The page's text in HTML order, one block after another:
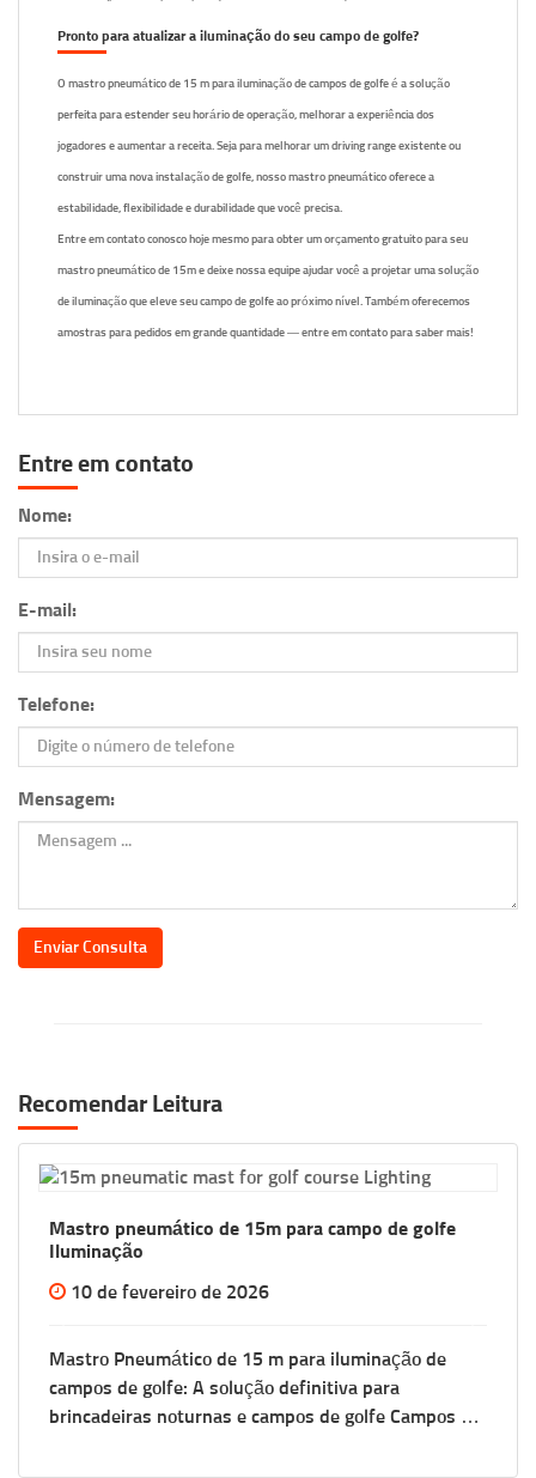
Pronto para atualizar a iluminação do seu campo de golfe?
O mastro pneumático de 15 m para iluminação de campos de golfe é a solução
perfeita para estender seu horário de operação, melhorar a experiência dos
jogadores e aumentar a receita. Seja para melhorar um driving range existente ou
construir uma nova instalação de golfe, nosso mastro pneumático oferece a
estabilidade, flexibilidade e durabilidade que você precisa.
Entre em contato conosco hoje mesmo para obter um orçamento gratuito para seu
mastro pneumático de 15m e deixe nossa equipe ajudar você a projetar uma solução
de iluminação que eleve seu campo de golfe ao próximo nível. Também oferecemos
amostras para pedidos em grande quantidade — entre em contato para saber mais!
Entre em contato
Nome:
E-mail:
Telefone:
Mensagem:
Enviar Consulta
Recomendar Leitura
campo de golfe
iluminação de
para
de golfe Campos de
Sistema Automático de
Sistema Automático de
Telescópico A Precisão por Trás de Cada Elevação:
Gerenciamento Inteligente de